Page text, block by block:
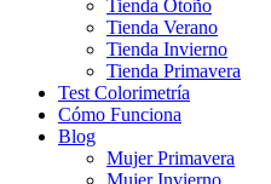
Tienda Otoño
Tienda Verano
Tienda Invierno
Tienda Primavera
Test Colorimetría
Cómo Funciona
Blog
Mujer Primavera
Mujer Invierno